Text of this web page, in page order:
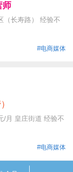
师
（长寿路） 经验不
#电商媒体
/月 皇庄街道 经验不
#电商媒体